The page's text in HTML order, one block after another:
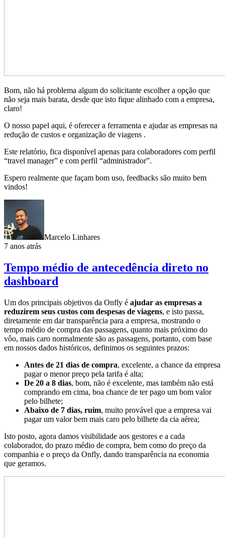
Bom, não há problema algum do solicitante escolher a opção que
não seja mais barata, desde que isto fique alinhado com a empresa,
claro!
O nosso papel aqui, é oferecer a ferramenta e ajudar as empresas na
redução de custos e organização de viagens .
Este relatório, fica disponível apenas para colaboradores com perfil
“travel manager” e com perfil “administrador”.
Espero realmente que façam bom uso, feedbacks são muito bem
vindos!
Marcelo Linhares
7 anos atrás
Tempo médio de antecedência direto no
dashboard
Um dos principais objetivos da Onfly é ajudar as empresas a
reduzirem seus custos com despesas de viagens, e isto passa,
diretamente em dar transparência para a empresa, mostrando o
tempo médio de compra das passagens, quanto mais próximo do
vôo, mais caro normalmente são as passagens, portanto, com base
em nossos dados históricos, definimos os seguintes prazos:
Antes de 21 dias de compra, excelente, a chance da empresa
pagar o menor preço pela tarifa é alta;
De 20 a 8 dias, bom, não é excelente, mas também não está
comprando em cima, boa chance de ter pago um bom valor
pelo bilhete;
Abaixo de 7 dias, ruim, muito provável que a empresa vai
pagar um valor bem mais caro pelo bilhete da cia aérea;
Isto posto, agora damos visibilidade aos gestores e a cada
colaborador, do prazo médio de compra, bem como do preço da
companhia e o preço da Onfly, dando transparência na economia
que geramos.